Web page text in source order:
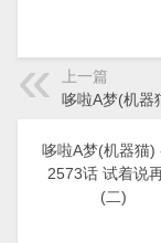
上一篇
哆啦A梦(机器
哆啦A梦(机器猫)
2573话 试着说
(二)